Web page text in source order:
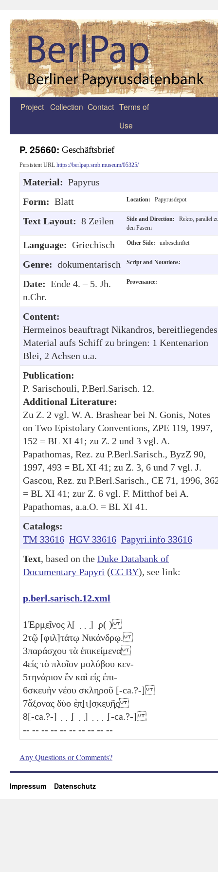
Zum
Project Collection Contact Terms of
Use
P. 25660: Geschäftsbrief
Persistent URL https://berlpap.smb.museum/05325/
Material: Papyrus
Form: Blatt Location: Papyrusdepot
Text Layout: 8 Zeilen Side and Direction:
Rekto, parallel
den Fasern
Language: Griechisch Other Side: unbeschriftet
Genre: dokumentarisch Script and Notations:
Date: Ende 4. – 5. Jh.
n.Chr.
Provenance:
Content:
Hermeinos beauftragt Nikandros, bereitliegendes
Material aufs Schiff zu bringen: 1 Kentenarion
Blei, 2 Achsen u.a.
Publication:
P. Sarischouli, P.Berl.Sarisch. 12.
Additional Literature:
Zu Z. 2 vgl. W. A. Brashear bei N. Gonis, Notes
on Two Epistolary Conventions, ZPE 119, 1997,
152 = BL XI 41; zu Z. 2 und 3 vgl. A.
Papathomas, Rez. zu P.Berl.Sarisch., ByzZ 90,
1997, 493 = BL XI 41; zu Z. 3, 6 und 7 vgl. J.
Gascou, Rez. zu P.Berl.Sarisch., CE 71, 1996,
= BL XI 41; zur Z. 6 vgl. F. Mitthof bei A.
Papathomas, a.a.O. = BL XI 41.
Catalogs:
TM 33616 HGV 33616 Papyri.info 33616
Text, based on the Duke Databank of
Documentary Papyri (CC BY), see link:
p.berl.sarisch.12.xml
1Ἑρμ̣ε̣ῖνος λ̣[ ̣ ̣ ̣] ̣ρ( )
2τῷ [φιλ]τάτῳ Νικάνδρῳ.
3παράσχου τὰ ἐπικείμενα
4εἰς τὸ πλοῖον μολύβου κεν-
5τηνάριον ἓν καὶ εἰ̣ς ἐπι-
6σκευὴν νέου σκλη̣ροῦ [-ca.?-]
7ἄξονας δύο ἐ̣π̣[ι]σ̣κε̣υ̣ῆ̣ς̣
8[-ca.?-] ̣ ̣ ̣[ ̣ ̣] ̣ ̣ ̣ ̣[-ca.?-]
-- -- -- -- -- -- -- -- -- --
Any Questions or Comments?
Impressum Datenschutz